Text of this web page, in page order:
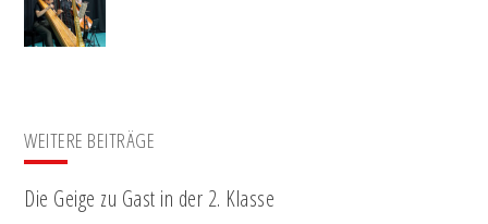
WEITERE BEITRÄGE
Die Geige zu Gast in der 2. Klasse